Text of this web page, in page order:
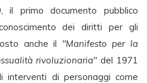
il primo documento pubblico
dei diritti per gli
anche il "Manifesto per la
rivoluzionaria" del 1971
interventi di personaggi come